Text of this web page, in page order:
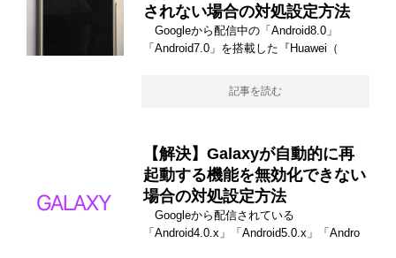
されない場合の対処設定方法
Googleから配信中の「Android8.0」
「Android7.0」を搭載した『Huawei（
記事を読む
【解決】Galaxyが自動的に再
起動する機能を無効化できない
場合の対処設定方法
Googleから配信されている
「Android4.0.x」「Android5.0.x」「Andro